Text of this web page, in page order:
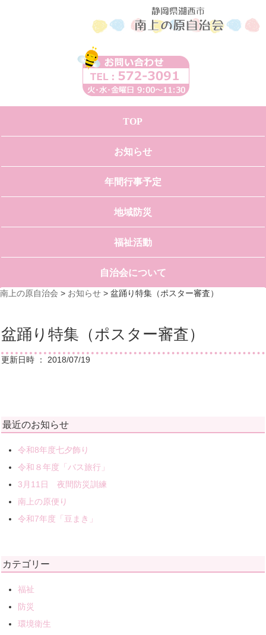
TOP
お知らせ
年間行事予定
地域防災
福祉活動
自治会について
南上の原自治会 > お知らせ > 盆踊り特集（ポスター審査）
盆踊り特集（ポスター審査）
更新日時 ： 2018/07/19
最近のお知らせ
令和8年度七夕飾り
令和８年度「バス旅行」
3月11日 夜間防災訓練
南上の原便り
令和7年度「豆まき」
カテゴリー
福祉
防災
環境衛生